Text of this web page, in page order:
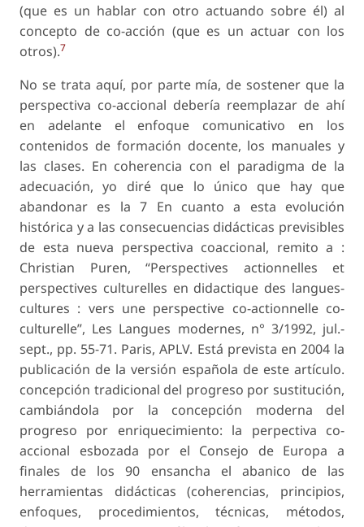
(que es un hablar con otro actuando sobre él) al
concepto de co-acción (que es un actuar con los
otros).7
No se trata aquí, por parte mía, de sostener que la
perspectiva co-accional debería reemplazar de ahí
en adelante el enfoque comunicativo en los
contenidos de formación docente, los manuales y
las clases. En coherencia con el paradigma de la
adecuación, yo diré que lo único que hay que
abandonar es la 7 En cuanto a esta evolución
histórica y a las consecuencias didácticas previsibles
de esta nueva perspectiva coaccional, remito a :
Christian Puren, “Perspectives actionnelles et
perspectives culturelles en didactique des langues-
cultures : vers une perspective co-actionnelle co-
culturelle”, Les Langues modernes, n° 3/1992, jul.-
sept., pp. 55-71. Paris, APLV. Está prevista en 2004 la
publicación de la versión española de este artículo.
concepción tradicional del progreso por sustitución,
cambiándola por la concepción moderna del
progreso por enriquecimiento: la perpectiva co-
accional esbozada por el Consejo de Europa a
finales de los 90 ensancha el abanico de las
herramientas didácticas (coherencias, principios,
enfoques, procedimientos, técnicas, métodos,